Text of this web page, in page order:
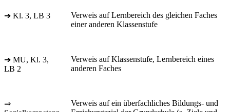
➔ Kl. 3, LB 3
Verweis auf Lernbereich des gleichen Faches
einer anderen Klassenstufe
➔ MU, Kl. 3,
LB 2
Verweis auf Klassenstufe, Lernbereich eines
anderen Faches
⇒
Verweis auf ein überfachliches Bildungs- und